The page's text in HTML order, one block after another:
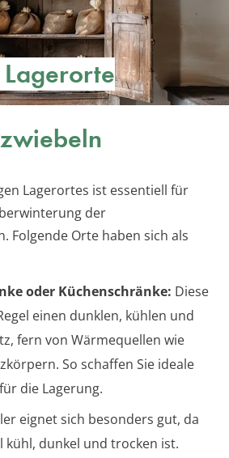
Lagerortes ist essentiell für
der
Folgende Orte haben sich als
oder Küchenschränke: Diese
einen dunklen, kühlen und
fern von Wärmequellen wie
So schaffen Sie ideale
die Lagerung.
eignet sich besonders gut, da
kühl, dunkel und trocken ist.